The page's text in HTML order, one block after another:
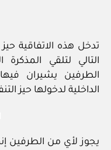
تدخل هذه الاتفاقية
التالي لتلقي
الطرفين يشيران
الداخلية لدخولها حيز
يجوز لأي من الطرفين